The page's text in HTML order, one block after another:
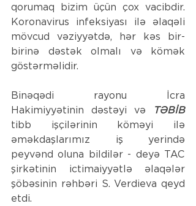
qorumaq bizim üçün çox vacibdir.
Koronavirus infeksiyası ilə əlaqəli
mövcud vəziyyətdə, hər kəs bir-
birinə dəstək olmalı və kömək
göstərməlidir.
Binəqədi rayonu İcra
Hakimiyyətinin dəstəyi və
TƏBİB
tibb işçilərinin köməyi ilə
əməkdaşlarımız iş yerində
peyvənd oluna bildilər - deyə TAC
şirkətinin ictimaiyyətlə əlaqələr
şöbəsinin rəhbəri S. Verdieva qeyd
etdi.